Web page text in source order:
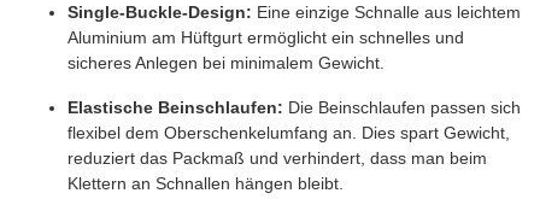
Single-Buckle-Design: Eine einzige Schnalle aus leichtem
Aluminium am Hüftgurt ermöglicht ein schnelles und
sicheres Anlegen bei minimalem Gewicht.
Elastische Beinschlaufen: Die Beinschlaufen passen sich
flexibel dem Oberschenkelumfang an. Dies spart Gewicht,
reduziert das Packmaß und verhindert, dass man beim
Klettern an Schnallen hängen bleibt.